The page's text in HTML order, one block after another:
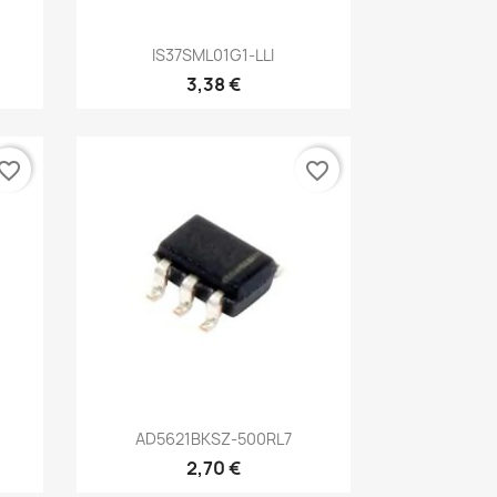
Aperçu rapide
IS37SML01G1-LLI
3,38 €
Aperçu rapide
AD5621BKSZ-500RL7
2,70 €
favorite_border